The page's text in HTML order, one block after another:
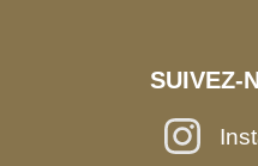
SUIVEZ-